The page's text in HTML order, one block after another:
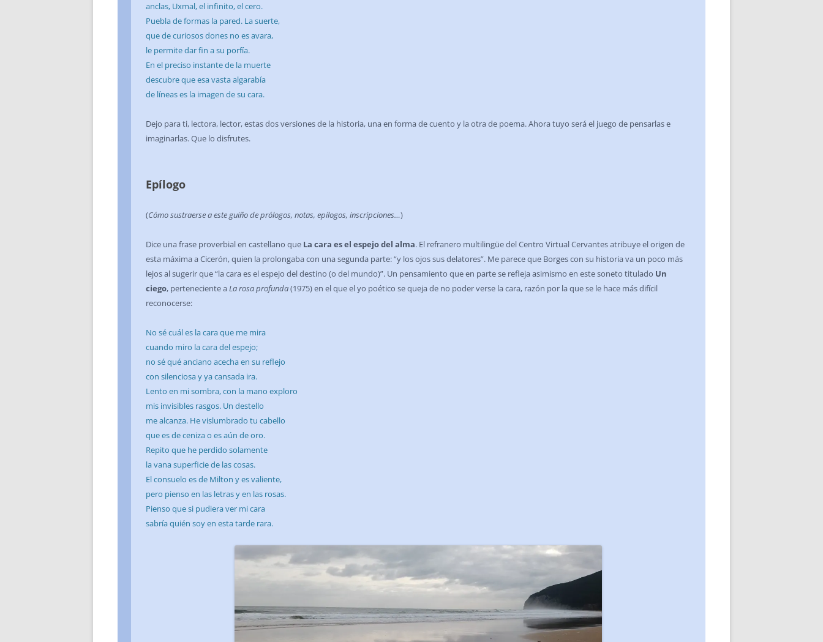
anclas, Uxmal, el infinito, el cero.
Puebla de formas la pared. La suerte,
que de curiosos dones no es avara,
le permite dar fin a su porfía.
En el preciso instante de la muerte
descubre que esa vasta algarabía
de líneas es la imagen de su cara.
Dejo para ti, lectora, lector, estas dos versiones de la historia, una en forma de cuento y la otra de poema. Ahora tuyo será el juego de pensarlas e
imaginarlas. Que lo disfrutes.
Epílogo
(Cómo sustraerse a este guiño de prólogos, notas, epílogos, inscripciones…)
Dice una frase proverbial en castellano que La cara es el espejo del alma. El refranero multilingüe del Centro Virtual Cervantes atribuye el origen de
esta máxima a Cicerón, quien la prolongaba con una segunda parte: “y los ojos sus delatores”. Me parece que Borges con su historia va un poco más
lejos al sugerir que “la cara es el espejo del destino (o del mundo)”. Un pensamiento que en parte se refleja asimismo en este soneto titulado Un
ciego, perteneciente a La rosa profunda(1975) en el que el yo poético se queja de no poder verse la cara, razón por la que se le hace más difícil
reconocerse:
No sé cuál es la cara que me mira
cuando miro la cara del espejo;
no sé qué anciano acecha en su reflejo
con silenciosa y ya cansada ira.
Lento en mi sombra, con la mano exploro
mis invisibles rasgos. Un destello
me alcanza. He vislumbrado tu cabello
que es de ceniza o es aún de oro.
Repito que he perdido solamente
la vana superficie de las cosas.
El consuelo es de Milton y es valiente,
pero pienso en las letras y en las rosas.
Pienso que si pudiera ver mi cara
sabría quién soy en esta tarde rara.